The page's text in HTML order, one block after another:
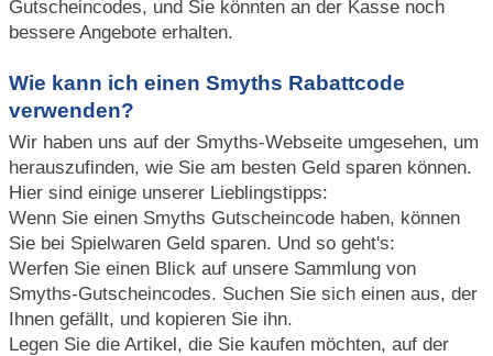
Gutscheincodes, und Sie könnten an der Kasse noch
bessere Angebote erhalten.
Wie kann ich einen Smyths Rabattcode
verwenden?
Wir haben uns auf der Smyths-Webseite umgesehen, um
herauszufinden, wie Sie am besten Geld sparen können.
Hier sind einige unserer Lieblingstipps:
Wenn Sie einen Smyths Gutscheincode haben, können
Sie bei Spielwaren Geld sparen. Und so geht's:
Werfen Sie einen Blick auf unsere Sammlung von
Smyths-Gutscheincodes. Suchen Sie sich einen aus, der
Ihnen gefällt, und kopieren Sie ihn.
Legen Sie die Artikel, die Sie kaufen möchten, auf der